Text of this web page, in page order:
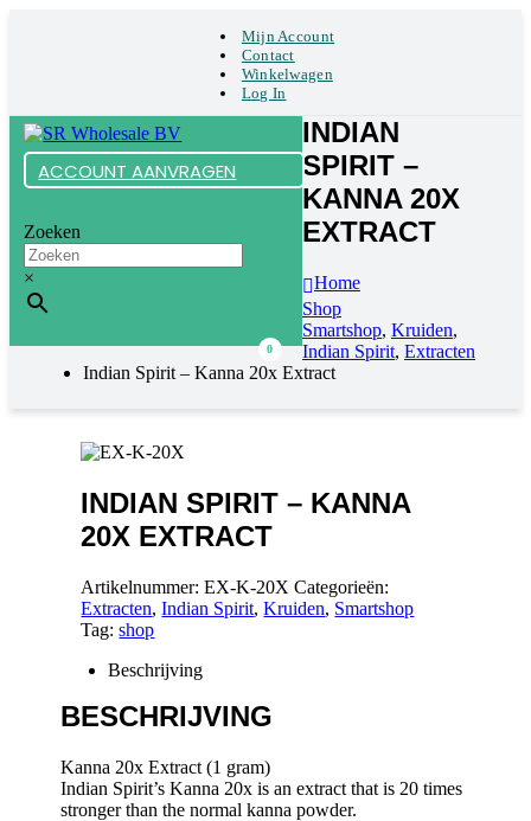
Mijn Account
Contact
Winkelwagen
Log In
ACCOUNT AANVRAGEN
Zoeken
×
0
INDIAN
SPIRIT –
KANNA 20X
EXTRACT
Home
Shop
Smartshop, Kruiden,
Indian Spirit, Extracten
Indian Spirit – Kanna 20x Extract
INDIAN SPIRIT – KANNA
20X EXTRACT
Artikelnummer:EX-K-20X Categorieën:
Extracten,Indian Spirit,Kruiden, Smartshop
Tag:shop
Beschrijving
BESCHRIJVING
Kanna 20x Extract (1 gram)
Indian Spirit’s Kanna 20x is an extract that is 20 times
stronger than the normal kanna powder.